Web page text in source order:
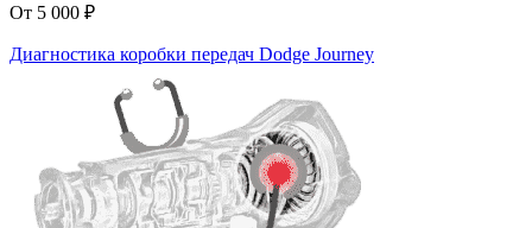
От 5 000 ₽
Диагностика коробки передач Dodge Journey